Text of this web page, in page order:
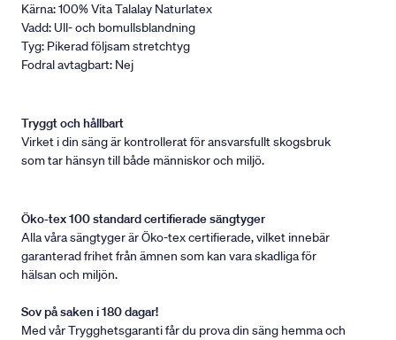
Kärna: 100% Vita Talalay Naturlatex
Vadd: Ull- och bomullsblandning
Tyg: Pikerad följsam stretchtyg
Fodral avtagbart: Nej
Tryggt och hållbart
Virket i din säng är kontrollerat för ansvarsfullt skogsbruk
som tar hänsyn till både människor och miljö.
Öko-tex 100 standard certifierade sängtyger
Alla våra sängtyger är Öko-tex certifierade, vilket innebär
garanterad frihet från ämnen som kan vara skadliga för
hälsan och miljön.
Sov på saken i 180 dagar!
Med vår Trygghetsgaranti får du prova din säng hemma och